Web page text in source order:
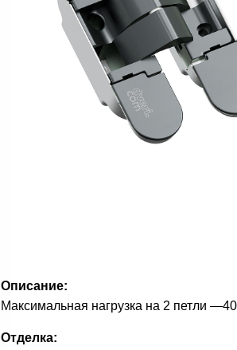
Описание:
Максимальная нагрузка на 2 петли
Отделка: